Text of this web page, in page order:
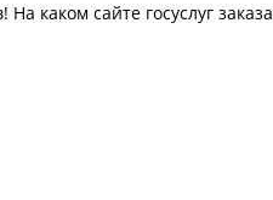
каком сайте госуслуг